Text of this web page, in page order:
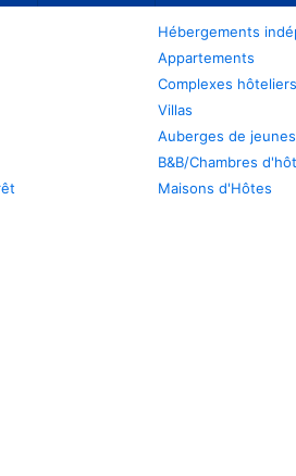
Hébergements
Appartements
Complexes hôteliers
Villas
Auberges de
B&B/Chambres
Maisons d'Hôtes